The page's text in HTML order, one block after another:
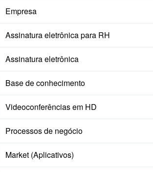
Empresa
Assinatura eletrônica para RH
Assinatura eletrônica
Base de conhecimento
Videoconferências em HD
Processos de negócio
Market (Aplicativos)